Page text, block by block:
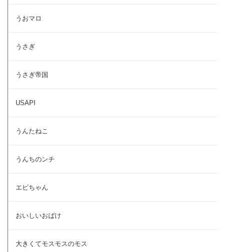
うおマロ
うさぎ
うさぎ帝国
USAPI
うんたねこ
うんちのンチ
エビちゃん
おいしいおばけ
大きくてモスモスのモス